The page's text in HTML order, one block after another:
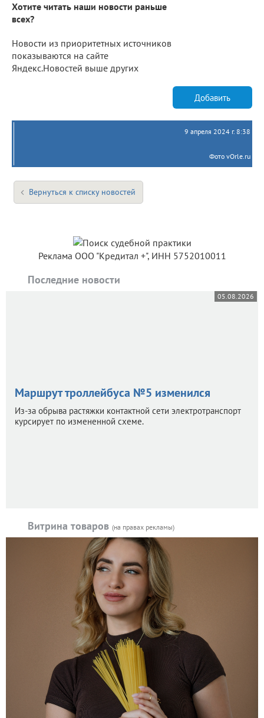
Хотите читать наши новости раньше
всех?
Новости из приоритетных источников
показываются на сайте
Яндекс.Новостей выше других
Добавить
9 апреля 2024 г. 8:38
Фото vOrle.ru
Вернуться к списку новостей
Реклама ООО "Кредитал +", ИНН 5752010011
Последние новости
05.08.2026
Маршрут троллейбуса №5 изменился
Из-за обрыва растяжки контактной сети электротранспорт
курсирует по измененной схеме.
Витрина товаров (на правах рекламы)